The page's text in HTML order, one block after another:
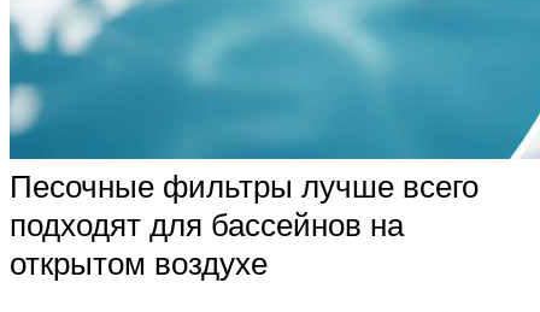
Песочные фильтры лучше всего
подходят для бассейнов на
открытом воздухе